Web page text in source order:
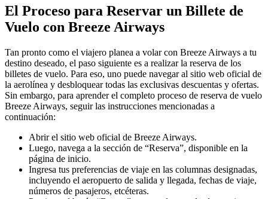
El Proceso para Reservar un Billete de
Vuelo con Breeze Airways
Tan pronto como el viajero planea a volar con Breeze Airways a tu
destino deseado, el paso siguiente es a realizar la reserva de los
billetes de vuelo. Para eso, uno puede navegar al sitio web oficial de
la aerolínea y desbloquear todas las exclusivas descuentas y ofertas.
Sin embargo, para aprender el completo proceso de reserva de vuelo
Breeze Airways, seguir las instrucciones mencionadas a
continuación:
Abrir el sitio web oficial de Breeze Airways.
Luego, navega a la sección de “Reserva”, disponible en la
página de inicio.
Ingresa tus preferencias de viaje en las columnas designadas,
incluyendo el aeropuerto de salida y llegada, fechas de viaje,
números de pasajeros, etcéteras.